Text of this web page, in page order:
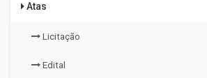
Atas
Licitação
Edital